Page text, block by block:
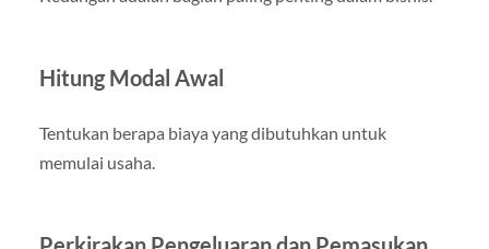
Hitung Modal Awal
Tentukan berapa biaya yang dibutuhkan untuk
memulai usaha.